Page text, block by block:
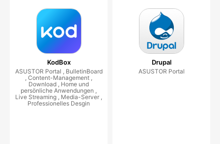
KodBox
ASUSTOR Portal , BulletinBoard
, Content-Management ,
Download , Home und
persönliche Anwendungen ,
Live Streaming , Media-Server ,
Professionelles Desgin
Drupal
ASUSTOR Portal